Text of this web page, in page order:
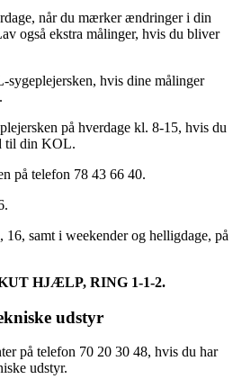
når du mærker ændringer i din
også ekstra målinger, hvis du bliver
hvis dine målinger
på hverdage kl. 8-15, hvis du
til din KOL.
på telefon 78 43 66 40.
samt i weekender og helligdage, på
HJÆLP, RING 1-1-2.
udstyr
på telefon 70 20 30 48, hvis du har
udstyr.